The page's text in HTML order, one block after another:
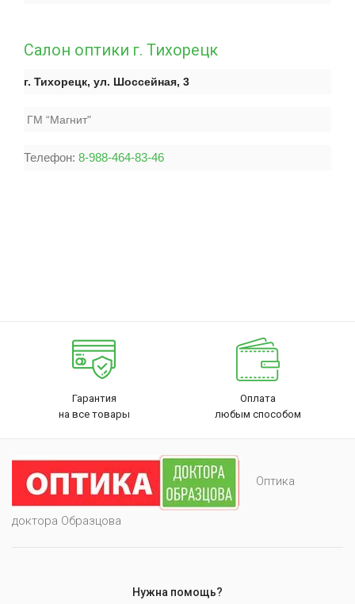
Салон оптики г. Тихорецк
г. Тихорецк, ул. Шоссейная, 3
ГМ “Магнит"
Телефон: 8-988-464-83-46
Гарантия
на все товары
Оплата
любым способом
Оптика
доктора Образцова
Нужна помощь?